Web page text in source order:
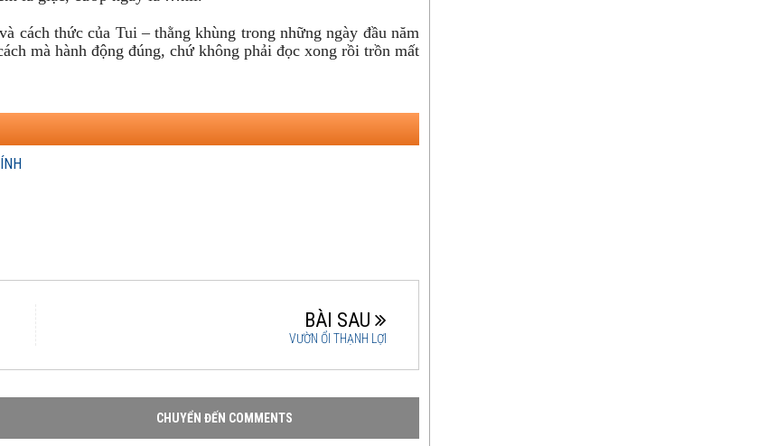
cách thức của Tui – thằng khùng trong những ngày đầu năm
mà hành động đúng, chứ không phải đọc xong rồi trồn mất
BÀI SAU
VƯỜN ỔI THẠNH LỢI
CHUYỂN ĐẾN COMMENTS